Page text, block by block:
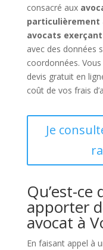
consacré aux
particulièrement
avocats
avec des données
coordonnées.
devis gratuit en
coût de vos frais
Je
Qu’est-
apporter
avocat à
En faisant appel à